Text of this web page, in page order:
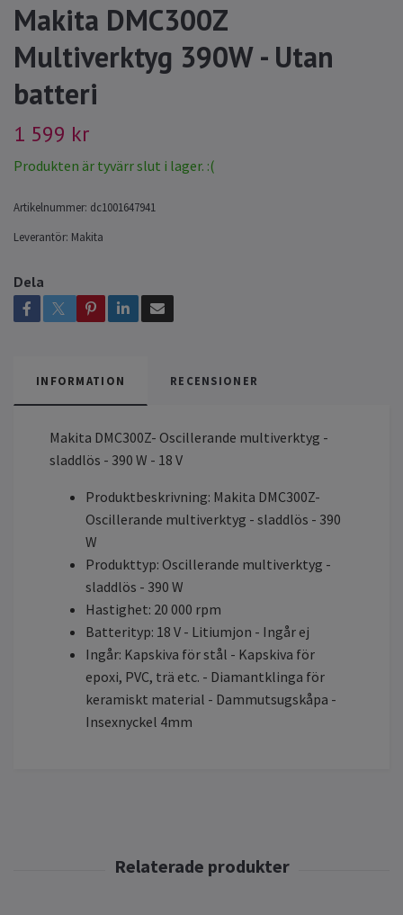
Makita DMC300Z
Multiverktyg 390W - Utan
batteri
1 599 kr
Produkten är tyvärr slut i lager. :(
Artikelnummer: dc1001647941
Leverantör: Makita
Dela
INFORMATION RECENSIONER
Makita DMC300Z- Oscillerande multiverktyg -
sladdlös - 390 W - 18 V
Produktbeskrivning: Makita DMC300Z-
Oscillerande multiverktyg - sladdlös - 390
W
Produkttyp: Oscillerande multiverktyg -
sladdlös - 390 W
Hastighet: 20 000 rpm
Batterityp: 18 V - Litiumjon - Ingår ej
Ingår: Kapskiva för stål - Kapskiva för
epoxi, PVC, trä etc. - Diamantklinga för
keramiskt material - Dammutsugskåpa -
Insexnyckel 4mm